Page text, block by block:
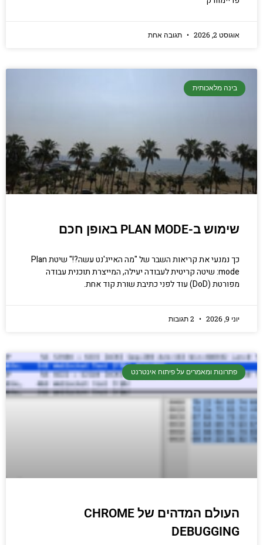
אוגוסט 2, 2026 תגובה אחת
בינה מלאכותית
שימוש ב-PLAN MODE באופן חכם
כך נמנעי את קריאות השבר של "מה האייג'נט עשה?!" שיטת Plan
mode: שיטה קריטית לעבודה יעילה, המייצרת תוכנית עבודה
מפורטת (DoD) עוד לפני כתיבת שורת קוד אחת.
יוני 9, 2026
פתרונות ומאמרים על פיתוח אינטרנט
העולם המדהים של CHROME
DEBUGGING